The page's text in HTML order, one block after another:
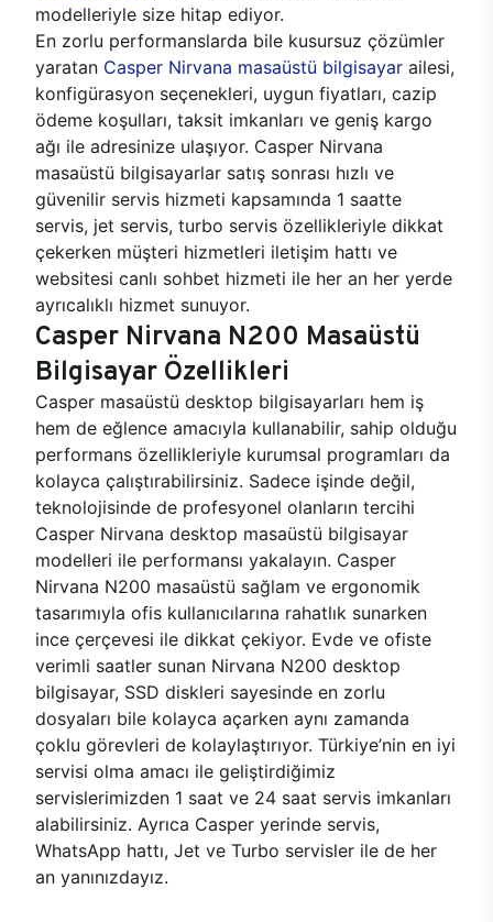
modelleriyle size hitap ediyor.
En zorlu performanslarda bile kusursuz çözümler
yaratan Casper Nirvana masaüstü bilgisayar ailesi,
konfigürasyon seçenekleri, uygun fiyatları, cazip
ödeme koşulları, taksit imkanları ve geniş kargo
ağı ile adresinize ulaşıyor. Casper Nirvana
masaüstü bilgisayarlar satış sonrası hızlı ve
güvenilir servis hizmeti kapsamında 1 saatte
servis, jet servis, turbo servis özellikleriyle dikkat
çekerken müşteri hizmetleri iletişim hattı ve
websitesi canlı sohbet hizmeti ile her an her yerde
ayrıcalıklı hizmet sunuyor.
Casper Nirvana N200 Masaüstü
Bilgisayar Özellikleri
Casper masaüstü desktop bilgisayarları hem iş
hem de eğlence amacıyla kullanabilir, sahip olduğu
performans özellikleriyle kurumsal programları da
kolayca çalıştırabilirsiniz. Sadece işinde değil,
teknolojisinde de profesyonel olanların tercihi
Casper Nirvana desktop masaüstü bilgisayar
modelleri ile performansı yakalayın. Casper
Nirvana N200 masaüstü sağlam ve ergonomik
tasarımıyla ofis kullanıcılarına rahatlık sunarken
ince çerçevesi ile dikkat çekiyor. Evde ve ofiste
verimli saatler sunan Nirvana N200 desktop
bilgisayar, SSD diskleri sayesinde en zorlu
dosyaları bile kolayca açarken aynı zamanda
çoklu görevleri de kolaylaştırıyor. Türkiye’nin en iyi
servisi olma amacı ile geliştirdiğimiz
servislerimizden 1 saat ve 24 saat servis imkanları
alabilirsiniz. Ayrıca Casper yerinde servis,
WhatsApp hattı, Jet ve Turbo servisler ile de her
an yanınızdayız.